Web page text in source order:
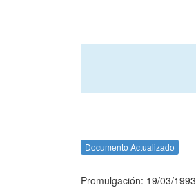
Documento Actualizado
Promulgación: 19/03/1993